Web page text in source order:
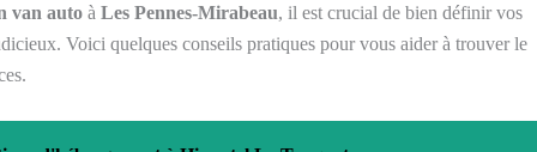
van auto à Les Pennes-Mirabeau, il est crucial de bien définir vos
Voici quelques conseils pratiques pour vous aider à trouver le